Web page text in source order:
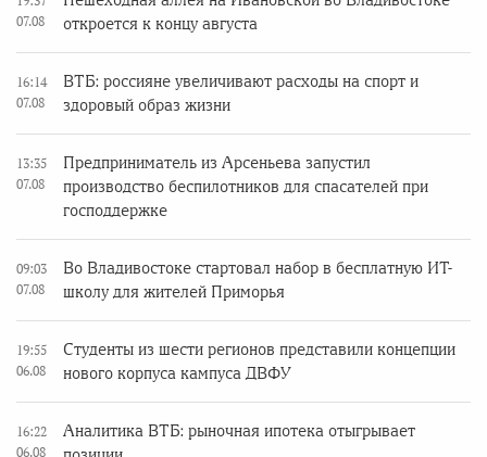
07.08
откроется к концу августа
16:14
07.08
ВТБ: россияне увеличивают расходы на спорт и
здоровый образ жизни
13:35
07.08
Предприниматель из Арсеньева запустил
производство беспилотников для спасателей при
господдержке
09:03
07.08
Во Владивостоке стартовал набор в бесплатную ИТ-
школу для жителей Приморья
19:55
06.08
Студенты из шести регионов представили концепции
нового корпуса кампуса ДВФУ
16:22
06.08
Аналитика ВТБ: рыночная ипотека отыгрывает